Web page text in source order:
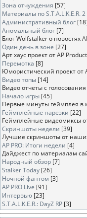
Зона отчуждения [57]
Материалы по S.T.A.L.K.E.R. 2
Административный блог [18]
Аномальный блог [7]
Блог Wolfstalker о новостях
Один день в зоне [27]
Арт хаус проект от AP
Перемотка [8]
Юмористический проект от
Видео топы [14]
Видео отчеты с
Начало игры [45]
Первые минуты геймплея в
Геймплейные нарезки [22]
Геймплейные видеомиксы
Скриншоты недели [39]
Лучшие скриншоты от
AP PRO: Итоги недели [4]
Дайджест по материалам
Народный обзор [7]
Stalker Today [26]
Ночной фантом [3]
AP PRO Live [91]
Интервью [23]
S.T.A.L.K.E.R.: DayZ RP [3]